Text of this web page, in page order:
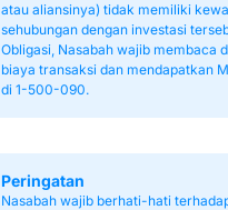
atau aliansinya) tidak memiliki
sehubungan dengan investasi
Obligasi, Nasabah wajib membaca
biaya transaksi dan mendapatkan
di 1-500-090.
Peringatan
Nasabah wajib berhati-hati